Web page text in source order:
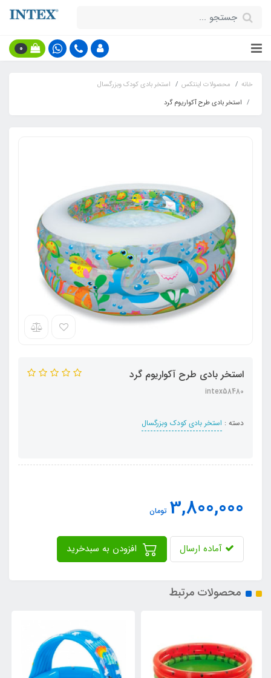
0
خانه محصولات اینتکس
استخر بادی کودک وبزرگسال
استخر بادی طرح آکواریوم گرد
استخر بادی طرح آکواریوم گرد
intex58480
دسته : استخر بادی کودک وبزرگسال
3,800,000 تومان
آماده ارسال
محصولات مرتبط